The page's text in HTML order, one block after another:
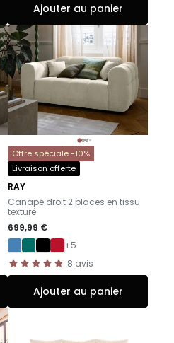
Ajouter au panier
Offre spéciale -10%
Livraison offerte
RAY
-
Canapé droit 2 places en tissu
texturé
699,99 €
+5
8 avis
Ajouter au panier